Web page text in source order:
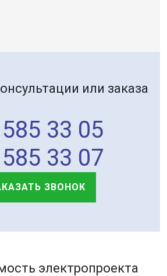
или заказа
33 05
33 07
ЗВОНОК
электропроекта